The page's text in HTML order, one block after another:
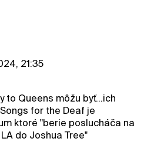
21:35
to Queens môžu byť...ich
for the Deaf je
ktoré "berie poslucháča na
do Joshua Tree"